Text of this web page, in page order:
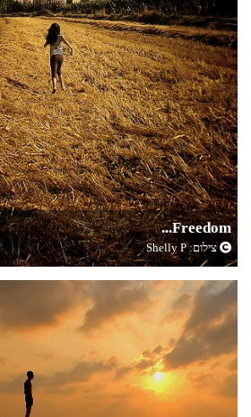
Freedom...
צילום:Shelly P